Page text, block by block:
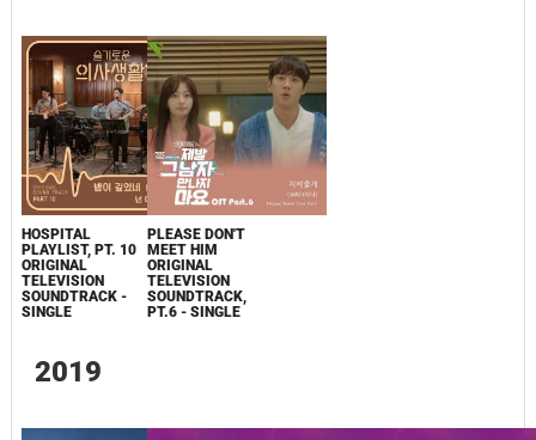
HOSPITAL
PLAYLIST, PT. 10
ORIGINAL
TELEVISION
SOUNDTRACK -
SINGLE
PLEASE DON'T
MEET HIM
ORIGINAL
TELEVISION
SOUNDTRACK,
PT.6 - SINGLE
2019